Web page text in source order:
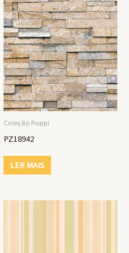
Coleção Poppi
PZ18942
LER MAIS